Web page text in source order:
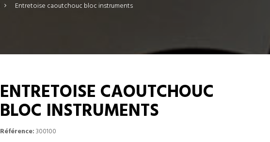
> Entretoise caoutchouc bloc instruments
ENTRETOISE CAOUTCHOUC
BLOC INSTRUMENTS
Référence:300100